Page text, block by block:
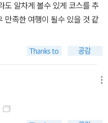
도 알차게 볼수 있게 코스를 추
만족한 여행이 될수 있을 것 같